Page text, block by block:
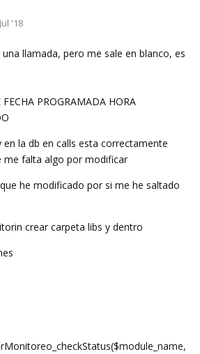
Jul '18
llamada, pero me sale en blanco, es
PROGRAMADA HORA
la db en calls esta correctamente
me falta algo por modificar
he modificado por si me he saltado
crear carpeta libs y dentro